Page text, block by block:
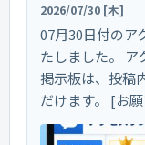
2026/07/30 [木]
07月30日付のア
たしました。 ア
掲示板は、投稿
だけます。 [お